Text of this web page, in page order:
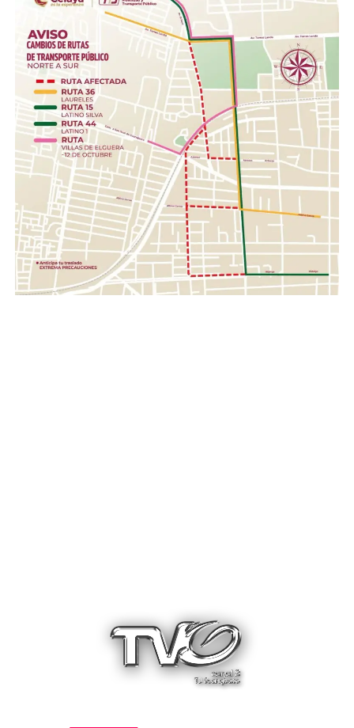
Insumos de limpieza.- Aromatizante, detergente,
cloro, desinfectantes, escobas, trapeadores,
cubetas, jergas.
Higiene personal.- Shampoo, pasta dental, jabón de
barra, toallas húmedas, toallas sanitarias, rastrillos.
Herramientas .- Pala, pico, guantes, linternas,
cascos, pilas.
Con esta acción, el Gobierno de la Gente, a través del
Sistema DIF Estatal Guanajuato y el Voluntariado de la
Gente, fortalece los valores de solidaridad, empatía y
unión entre las familias guanajuatenses, impulsando una
red de apoyo que permita llevar esperanza y ayuda a
quienes hoy enfrentan una de las situaciones más
complejas de su historia reciente.